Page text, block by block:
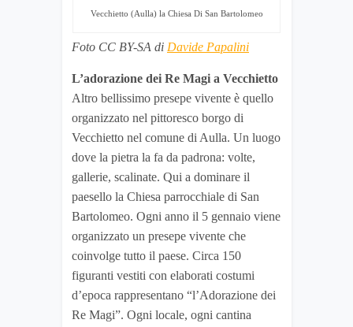
Vecchietto (Aulla) la Chiesa Di San Bartolomeo
Foto CC BY-SA di Davide Papalini
L’adorazione dei Re Magi a Vecchietto
Altro bellissimo presepe vivente è quello
organizzato nel pittoresco borgo di
Vecchietto nel comune di Aulla. Un luogo
dove la pietra la fa da padrona: volte,
gallerie, scalinate. Qui a dominare il
paesello la Chiesa parrocchiale di San
Bartolomeo. Ogni anno il 5 gennaio viene
organizzato un presepe vivente che
coinvolge tutto il paese. Circa 150
figuranti vestiti con elaborati costumi
d’epoca rappresentano “l’Adorazione dei
Re Magi”. Ogni locale, ogni cantina